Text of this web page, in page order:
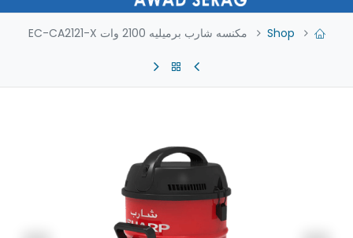
Shop مكنسه شارب برميليه 2100 وات EC-CA2121-X